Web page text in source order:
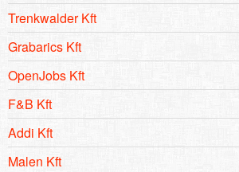
Trenkwalder Kft
Grabarics Kft
OpenJobs Kft
F&B Kft
Addi Kft
Malen Kft